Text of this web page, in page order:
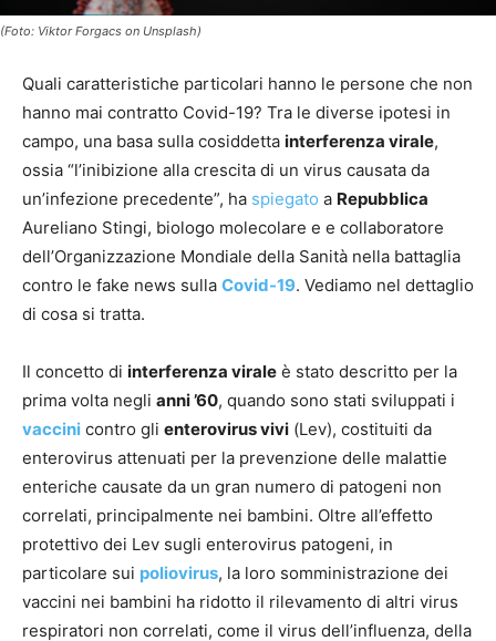
(Foto: Viktor Forgacs on Unsplash)
Quali caratteristiche particolari hanno le persone che non
hanno mai contratto Covid-19? Tra le diverse ipotesi in
campo, una basa sulla cosiddetta interferenza virale,
ossia “l’inibizione alla crescita di un virus causata da
un’infezione precedente”, ha spiegato a Repubblica
Aureliano Stingi, biologo molecolare e e collaboratore
dell’Organizzazione Mondiale della Sanità nella battaglia
contro le fake news sulla Covid-19. Vediamo nel dettaglio
di cosa si tratta.
Il concetto di interferenza virale è stato descritto per la
prima volta negli anni ’60, quando sono stati sviluppati i
vaccini contro gli enterovirus vivi (Lev), costituiti da
enterovirus attenuati per la prevenzione delle malattie
enteriche causate da un gran numero di patogeni non
correlati, principalmente nei bambini. Oltre all’effetto
protettivo dei Lev sugli enterovirus patogeni, in
particolare sui poliovirus, la loro somministrazione dei
vaccini nei bambini ha ridotto il rilevamento di altri virus
respiratori non correlati, come il virus dell’influenza, della